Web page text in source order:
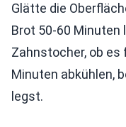
Glätte die
Brot 50-60 Minuten
Zahnstocher, ob
Minuten abkühlen,
legst.